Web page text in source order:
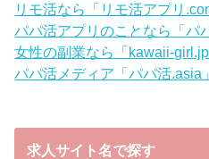
リモ活なら「リモ活アプリ
パパ活アプリのことなら「パ
女性の副業なら「kawaii-girl.jp
パパ活メディア「パパ活.asia」
求人サイト名で探す